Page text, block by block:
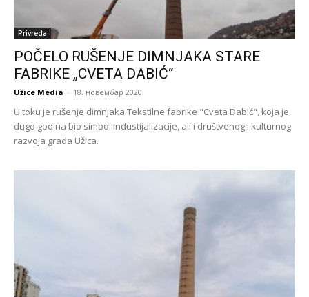
Privreda
POČELO RUŠENJE DIMNJAKA STARE
FABRIKE „CVETA DABIĆ“
Užice Media - 18. новембар 2020.
U toku je rušenje dimnjaka Tekstilne fabrike "Cveta Dabić", koja je
dugo godina bio simbol industijalizacije, ali i društvenog i kulturnog
razvoja grada Užica.